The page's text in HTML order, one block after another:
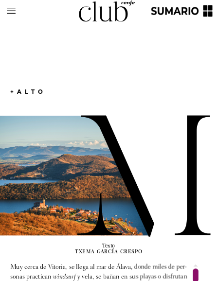
+ALTO
Muy cerca de Vitoria, se llega al mar de Álava, donde miles de per-
sonas practican windsurf y vela, se bañan en sus playas o disfrutan
Texto
TXEMA GARCÍA CRESPO
M